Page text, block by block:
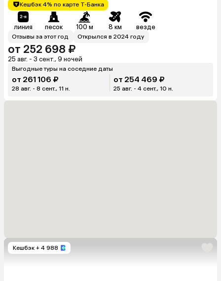
Кешбэк 4% по карте Т-Банка
линия песок 100 м 8 км везде
Отзывы за этот год Открылся в 2024 году
от 252 698 ₽
25 авг. - 3 сент., 9 ночей
Выгодные туры на соседние даты
от 261 106 ₽
28 авг. - 8 сент., 11 н.
от 254 469 ₽
25 авг. - 4 сент., 10 н.
Кешбэк + 4 988